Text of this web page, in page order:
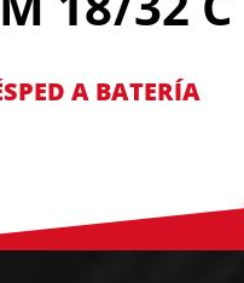
A BATERÍA